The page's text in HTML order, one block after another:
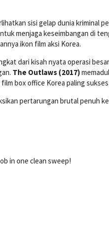
sisi gelap dunia kriminal
menjaga keseimbangan di
ikon film aksi Korea.
dari kisah nyata operasi
The Outlaws (2017)
box office Korea paling
pertarungan brutal penuh
in one clean sweep!